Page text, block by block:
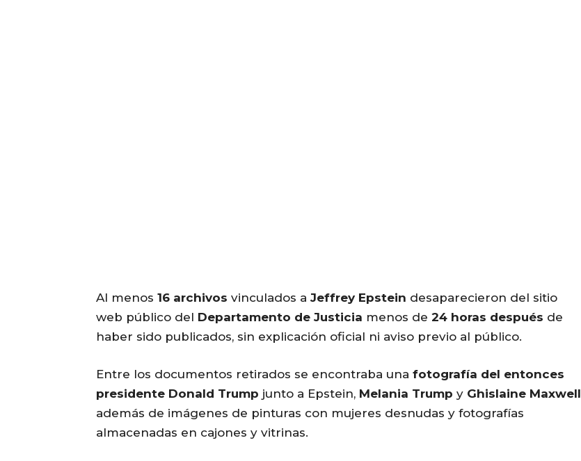
Al menos 16 archivos vinculados a Jeffrey Epstein desaparecieron del sitio
web público del Departamento de Justicia menos de 24 horas después de
haber sido publicados, sin explicación oficial ni aviso previo al público.
Entre los documentos retirados se encontraba una fotografía del entonces
presidente Donald Trump junto a Epstein, Melania Trump y Ghislaine Maxwell
además de imágenes de pinturas con mujeres desnudas y fotografías
almacenadas en cajones y vitrinas.